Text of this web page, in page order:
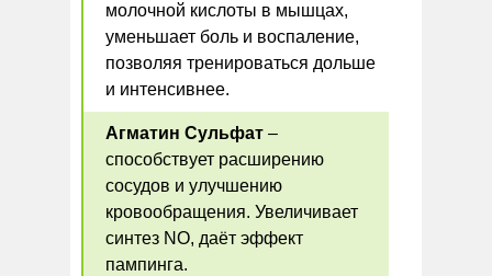
молочной кислоты в мышцах,
уменьшает боль и воспаление,
позволяя тренироваться дольше
и интенсивнее.
Агматин Сульфат –
способствует расширению
сосудов и улучшению
кровообращения. Увеличивает
синтез NO, даёт эффект
пампинга.